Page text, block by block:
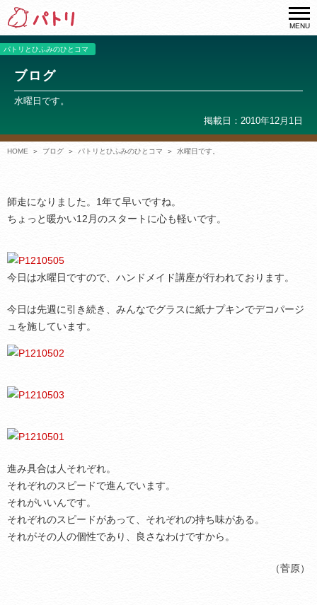
MENU
パトリとひふみのひとコマ
ブログ
水曜日です。
掲載日：2010年12月1日
HOME ブログ パトリとひふみのひとコマ 水曜日です。
師走になりました。1年て早いですね。
ちょっと暖かい12月のスタートに心も軽いです。
今日は水曜日ですので、ハンドメイド講座が行われております。
今日は先週に引き続き、みんなでグラスに紙ナプキンでデコパージ
ュを施しています。
進み具合は人それぞれ。
それぞれのスピードで進んでいます。
それがいいんです。
それぞれのスピードがあって、それぞれの持ち味がある。
それがその人の個性であり、良さなわけですから。
（菅原）